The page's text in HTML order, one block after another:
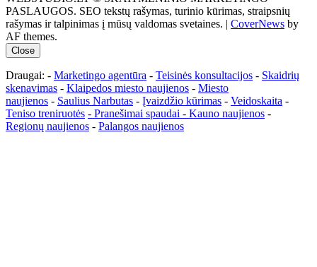
PASLAUGOS. SEO tekstų rašymas, turinio kūrimas, straipsnių
rašymas ir talpinimas į mūsų valdomas svetaines. | CoverNews by
AF themes.
Close
Draugai: - Marketingo agentūra - Teisinės konsultacijos - Skaidrių
skenavimas - Klaipedos miesto naujienos - Miesto
naujienos - Saulius Narbutas - Įvaizdžio kūrimas - Veidoskaita -
Teniso treniruotės - Pranešimai spaudai - Kauno naujienos -
Regionų naujienos - Palangos naujienos